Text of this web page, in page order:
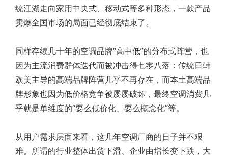
统江湖走向家用中央式、移动式等多种形态，一款产品
卖爆全国市场的局面已经彻底结束了。
同样存续几十年的空调品牌“高中低”的分布式阵营，也
因为主流消费群体迭代而被冲击得七零八落：传统日韩
欧美主导的高端品牌阵营几乎不再存在，而本土高端品
牌形象也因为低价格竞争被屡屡破坏，最终空调消费几
乎就是单维度的“要么低价化、要么概念化”等。
从用户需求层面来看，这几年空调厂商的日子并不艰
难。所谓的行业整体出货下滑、企业由增长变下跌，大